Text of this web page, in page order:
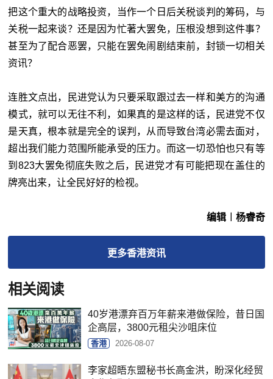
把这个重大的战略投资，当作一个日后关税谈判的筹码，与
关税一起来谈？还是因为忙著大罢免，压根没想到这件事？
甚至为了配合恶罢，只能在罢免闹剧结束前，封锁一切相关
资讯？
连胜文点出，民进党认为只要采取跟过去一样和美方的沟通
模式，就可以无往不利，如果真的是这样的话，民进党不仅
是天真，根本就是完全的误判，从而导致台湾必需去面对，
超出我们能力范围所能承受的压力。而这一切恐怕也只有等
到823大罢免彻底失败之后，民进党才有可能把现在盖住的
牌亮出来，让全民好好的检视。
编辑︱杨睿奇
更多香港资讯
相关阅读
40岁港漂弃百万年薪来港做保险，昔日国
企高层，3800元租尖沙咀床位
香港 2026-08-07
李家超晤东盟秘书长高金洪，盼深化经贸